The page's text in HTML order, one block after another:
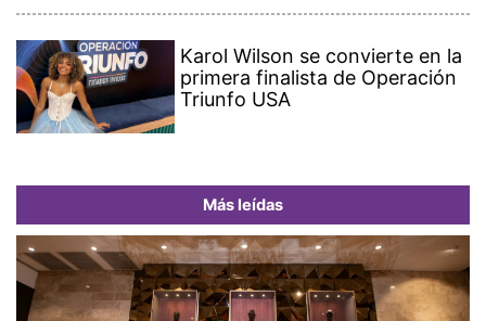
Karol Wilson se convierte en la
primera finalista de Operación
Triunfo USA
Más leídas